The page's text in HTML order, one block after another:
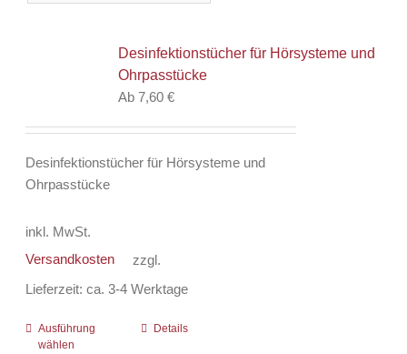
Desinfektionstücher für Hörsysteme und
Ohrpasstücke
Ab 7,60€
Desinfektionstücher für Hörsysteme und
Ohrpasstücke
inkl. MwSt.
zzgl.
Versandkosten
Lieferzeit:ca. 3-4 Werktage
Ausführung
wählen
Dieses
Details